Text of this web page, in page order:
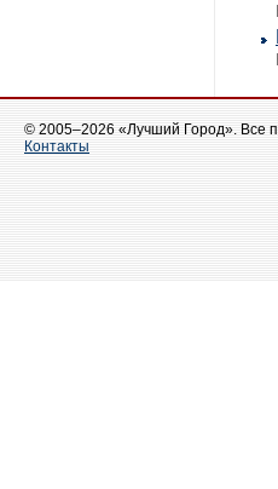
© 2005–2026 «Лучший Город». Все
Контакты